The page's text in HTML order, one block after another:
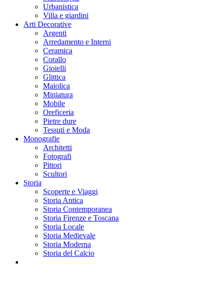
Urbanistica
Villa e giardini
Arti Decorative
Argenti
Arredamento e Interni
Ceramica
Corallo
Gioielli
Glittica
Maiolica
Miniatura
Mobile
Oreficeria
Pietre dure
Tessuti e Moda
Monografie
Architetti
Fotografi
Pittori
Scultori
Storia
Scoperte e Viaggi
Storia Antica
Storia Contemporanea
Storia Firenze e Toscana
Storia Locale
Storia Medievale
Storia Moderna
Storia del Calcio